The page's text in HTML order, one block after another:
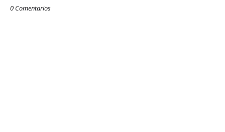
0 Comentarios